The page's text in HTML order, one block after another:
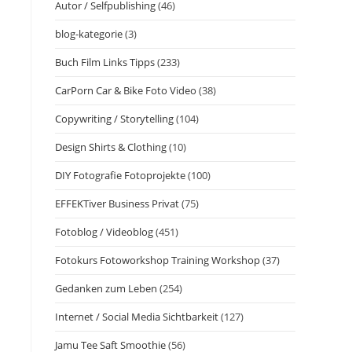
Autor / Selfpublishing(46)
blog-kategorie(3)
Buch Film Links Tipps(233)
CarPorn Car & Bike Foto Video (38)
Copywriting / Storytelling(104)
Design Shirts & Clothing(10)
DIY Fotografie Fotoprojekte(100)
EFFEKTiver Business Privat(75)
Fotoblog / Videoblog(451)
Fotokurs Fotoworkshop Training Workshop(37)
Gedanken zum Leben (254)
Internet / Social Media Sichtbarkeit(127)
Jamu Tee Saft Smoothie(56)